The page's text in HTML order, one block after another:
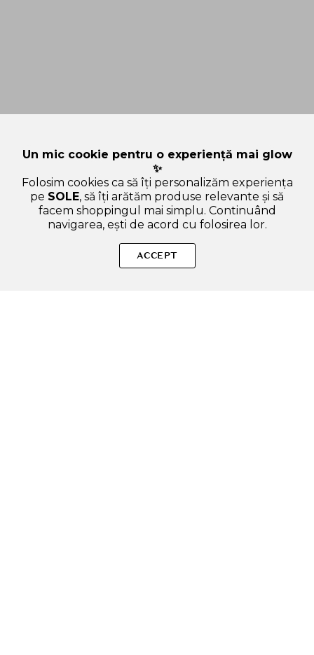
MEDICUBE Deep Vita C Pad - toner de fata formulat cu extract
de catina Vitamin Tree Water si derivati ai vitaminei C, care
Un mic cookie pentru o experiență mai glow
✨
Folosim cookies ca să îți personalizăm experiența
pe SOLE, să îți arătăm produse relevante și să
facem shoppingul mai simplu. Continuând
navigarea, ești de acord cu folosirea lor.
ACCEPT